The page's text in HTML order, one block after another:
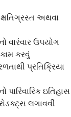
અથવા
વારંવાર ઉપયોગ
કરવું
પ્રતિક્રિયા
ઇતિહાસ
લગાવવી